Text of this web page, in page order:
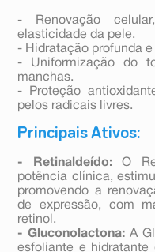
- Renovação
elasticidade da pele.
- Hidratação profunda e
- Uniformização do
manchas.
- Proteção
pelos radicais livres.
Principais Ativos:
- Retinaldeído:O
potência clínica,
promovendo a
de expressão, com
retinol.
- Gluconolactona: A
esfoliante e hidratante